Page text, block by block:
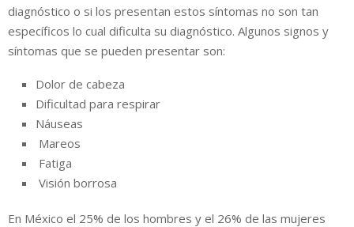
diagnóstico o si los presentan estos síntomas no son tan
específicos lo cual dificulta su diagnóstico. Algunos signos y
síntomas que se pueden presentar son:
Dolor de cabeza
Dificultad para respirar
Náuseas
Mareos
Fatiga
Visión borrosa
En México el 25% de los hombres y el 26% de las mujeres